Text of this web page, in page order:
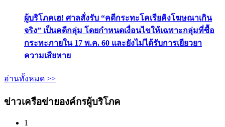
ผู้บริโภคเฮ! ศาลสั่งรับ “คดีกระทะโคเรียคิงโฆษณาเกิน
จริง” เป็นคดีกลุ่ม โดยกำหนดเงื่อนไขให้เฉพาะกลุ่มที่ซื้อ
กระทะภายใน 17 พ.ค. 60 และยังไม่ได้รับการเยียวยา
ความเสียหาย
อ่านทั้งหมด >>
ข่าวเครือข่ายองค์กรผู้บริโภค
1